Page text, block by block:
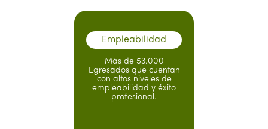
Empleabilidad
Más de 53.000
Egresados que cuentan
con altos niveles de
empleabilidad y éxito
profesional.